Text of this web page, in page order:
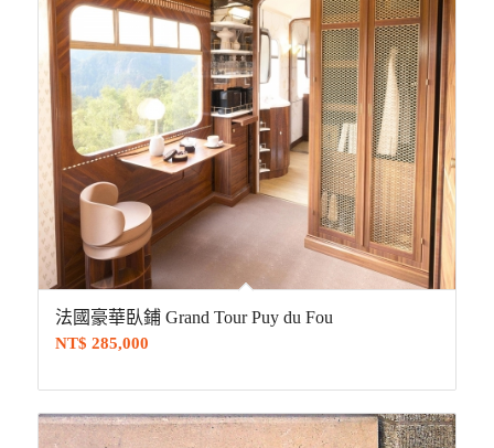
法國豪華臥鋪 Grand Tour Puy du Fou
NT$ 285,000